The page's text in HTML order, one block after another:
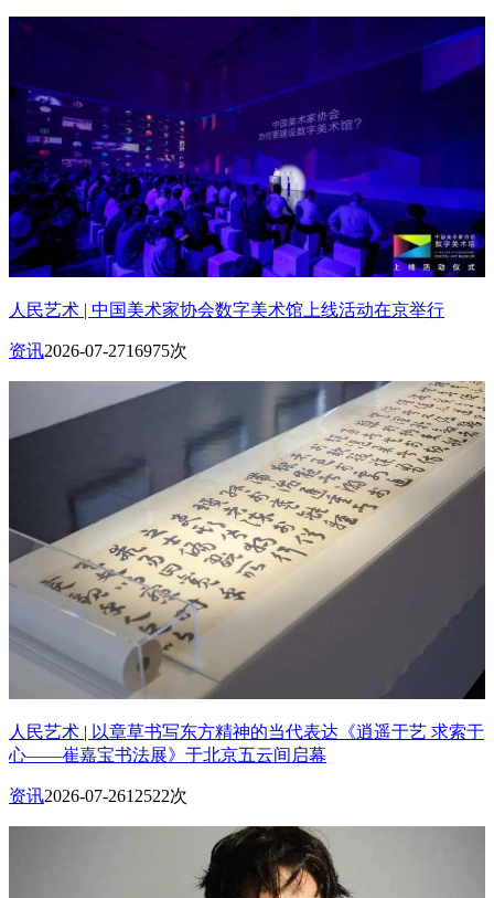
人民艺术 | 中国美术家协会数字美术馆上线活动在京举行
资讯2026-07-2716975次
人民艺术 | 以章草书写东方精神的当代表达《逍遥于艺 求索于
心——崔嘉宝书法展》于北京五云间启幕
资讯2026-07-2612522次